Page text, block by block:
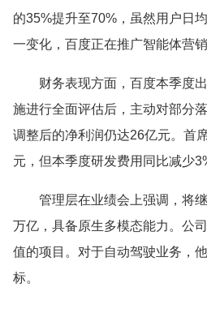
的35%提升至70%，虽然用户日
一变化，百度正在推广智能体营
财务表现方面，百度本季度
施进行全面评估后，主动对部分
调整后的净利润仍达26亿元。首
元，但本季度研发费用同比减少
管理层在业绩会上强调，将
万亿，具备原生多模态能力。公
值的项目。对于自动驾驶业务，
标。